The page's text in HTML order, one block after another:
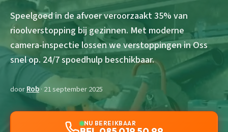
Speelgoed in de afvoer veroorzaakt 35% van
rioolverstopping bij gezinnen. Met moderne
camera-inspectie lossen we verstoppingen in Oss
snel op. 24/7 spoedhulp beschikbaar.
doorRob· 21 september 2025
NU BEREIKBAAR